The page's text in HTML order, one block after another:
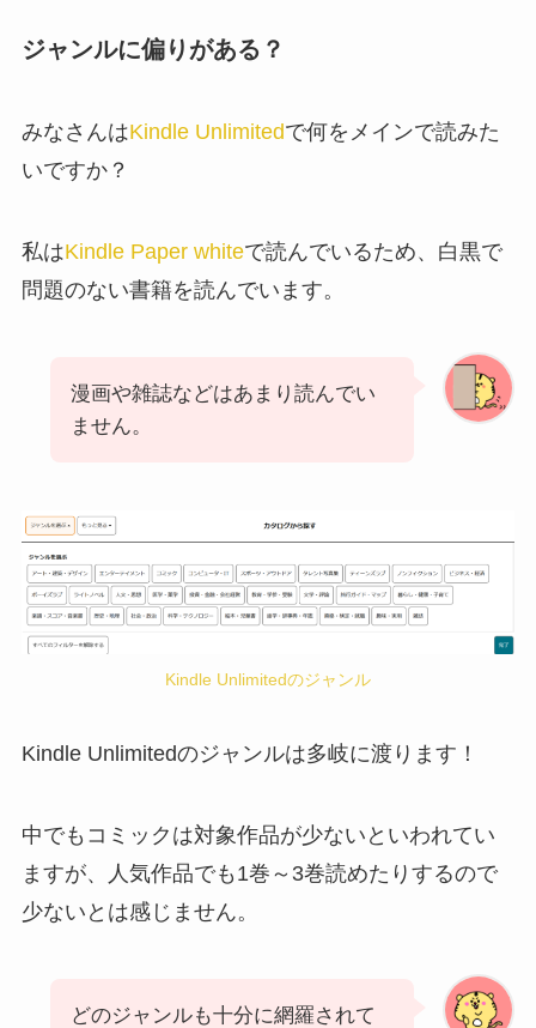
ジャンルに偏りがある？
みなさんはKindle Unlimitedで何をメインで読みた
いですか？
私はKindle Paper whiteで読んでいるため、白黒で
問題のない書籍を読んでいます。
漫画や雑誌などはあまり読んでい
ません。
Kindle Unlimitedのジャンル
Kindle Unlimitedのジャンルは多岐に渡ります！
中でもコミックは対象作品が少ないといわれてい
ますが、人気作品でも1巻～3巻読めたりするので
少ないとは感じません。
どのジャンルも十分に網羅されて